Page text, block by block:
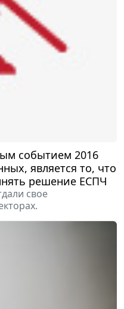
событием 2016
является то, что
решение ЕСПЧ
свое